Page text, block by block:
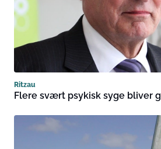
Ritzau
Flere svært psykisk syge bliver